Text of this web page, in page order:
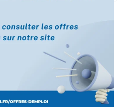
Top départ 🚀
vous avez jusqu’au 31
et faire entendre votre voix !
cette enquête vise à établir
de la situation socio-
ingénieurs et scientifiques